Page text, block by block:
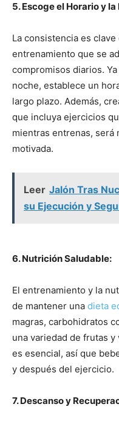
5. Escoge el Horario y
La consistencia es
entrenamiento que se
compromisos diarios.
noche, establece un
largo plazo. Además,
que incluya ejercicios
mientras entrenas, será
motivada.
Leer Jalón Tras
su Ejecución y
6. Nutrición Saludable:
El entrenamiento y la
de mantener una dieta
magras, carbohidratos
una variedad de frutas
es esencial, así que
y después del ejercicio.
7. Descanso y